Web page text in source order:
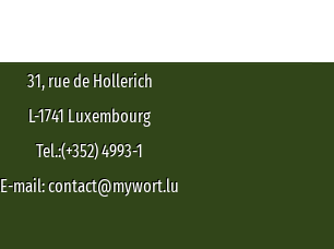
31, rue de Hollerich
L-1741 Luxembourg
Tel.:(+352) 4993-1
E-mail: contact@mywort.lu